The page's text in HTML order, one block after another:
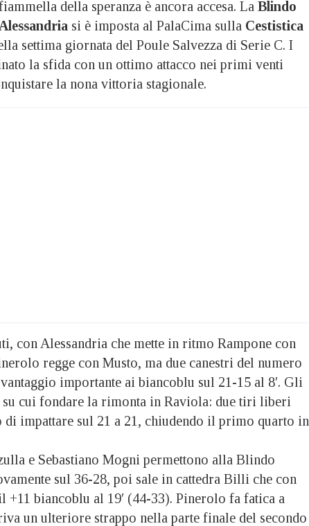
della speranza è ancora accesa. La Blindo
si è imposta al PalaCima sulla Cestistica
settima giornata del Poule Salvezza di Serie C. I
la sfida con un ottimo attacco nei primi venti
la nona vittoria stagionale.
con Alessandria che mette in ritmo Rampone con
regge con Musto, ma due canestri del numero
importante ai biancoblu sul 21-15 al 8′. Gli
cui fondare la rimonta in Raviola: due tiri liberi
di impattare sul 21 a 21, chiudendo il primo quarto in
e Sebastiano Mogni permettono alla Blindo
sul 36-28, poi sale in cattedra Billi che con
biancoblu al 19′ (44-33). Pinerolo fa fatica a
un ulteriore strappo nella parte finale del secondo